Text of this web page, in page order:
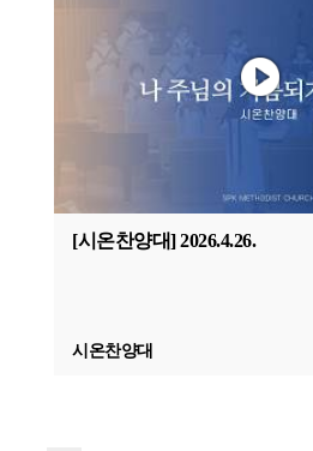
[시온찬양대] 2026.4.26.
시온찬양대